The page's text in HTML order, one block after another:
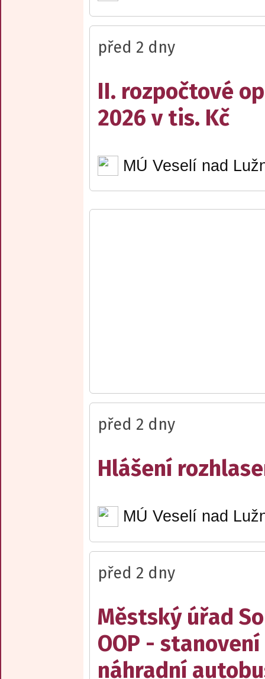
před 2 dny
II. rozpočtové
2026 v tis. Kč
MÚ Veselí nad
před 2 dny
Hlášení
MÚ Veselí nad
před 2 dny
Městský úřad
OOP -
náhradní